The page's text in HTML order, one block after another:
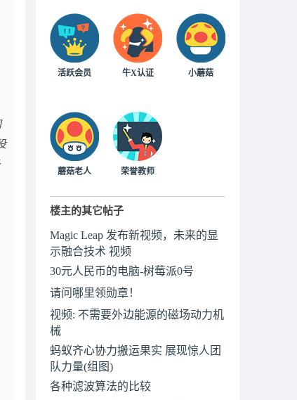
活跃会员 牛X认证 小蘑菇
蘑菇老人 荣誉教师
楼主的其它帖子
Magic Leap 发布新视频，未来的显
示融合技术 视频
30元人民币的电脑-树莓派0号
请问哪里领勋章！
视频: 不需要外边能源的磁场动力机
械
蚂蚁齐心协力搬运果实 展现惊人团
队力量(组图)
各种滤波算法的比较